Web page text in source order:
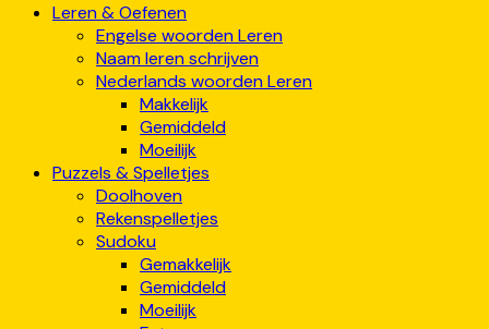
Leren & Oefenen
Engelse woorden Leren
Naam leren schrijven
Nederlands woorden Leren
Makkelijk
Gemiddeld
Moeilijk
Puzzels & Spelletjes
Doolhoven
Rekenspelletjes
Sudoku
Gemakkelijk
Gemiddeld
Moeilijk